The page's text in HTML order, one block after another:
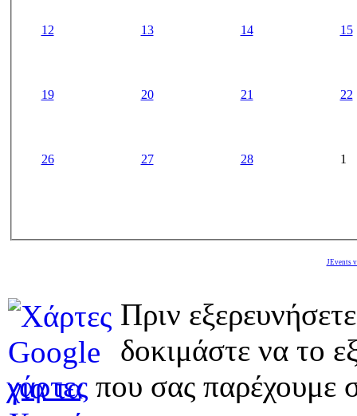
12 13 14 15
19 20 21 22
26 27 28 1
JEvents
Πριν
δοκιμάστε να το
χάρτες που σας παρέχουμε